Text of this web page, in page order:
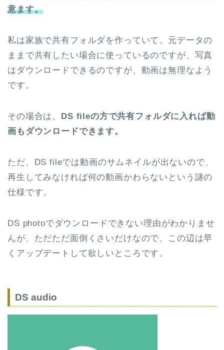
意ます。
私は家族で共有フォルダを作っていて、元データの
ままで共有したい場合に使っているのですが、写真
はダウンロードできるのですが、動画は無理なよう
です。
その場合は、
DS fileの方で共有フォルダに入れば動
画もダウンロードできます。
ただ、DS fileでは動画のサムネイルが出ないので、
再生してみなければ何の動画かわらないという謎の
仕様です。
DS photoでダウンロードできない理由がわかりませ
んが、ただただ面倒くさいだけなので、この辺は早
くアップデートして欲しいところです。
DS audio